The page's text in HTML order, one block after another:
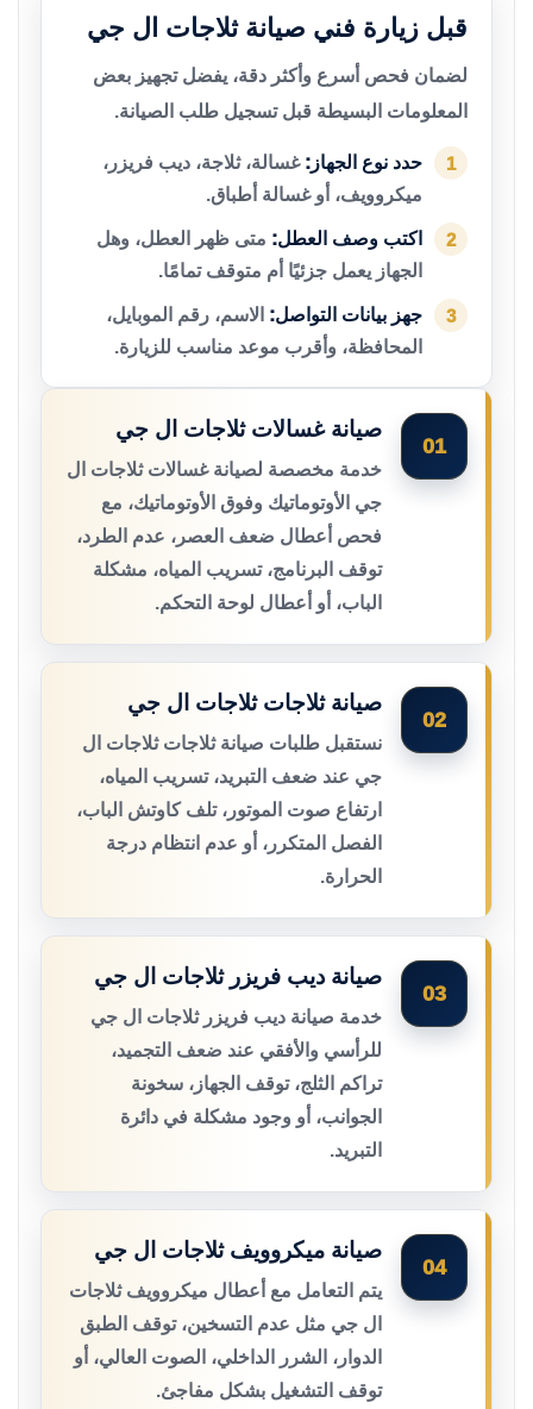
قبل زيارة فني صيانة ثلاجات ال جي
لضمان فحص أسرع وأكثر دقة، يفضل تجهيز بعض
المعلومات البسيطة قبل تسجيل طلب الصيانة.
1 حدد نوع الجهاز: غسالة، ثلاجة، ديب فريزر،
ميكروويف، أو غسالة أطباق.
2 اكتب وصف العطل: متى ظهر العطل، وهل
الجهاز يعمل جزئيًا أم متوقف تمامًا.
3 جهز بيانات التواصل: الاسم، رقم الموبايل،
المحافظة، وأقرب موعد مناسب للزيارة.
01
صيانة غسالات ثلاجات ال جي
خدمة مخصصة لصيانة غسالات ثلاجات ال
جي الأوتوماتيك وفوق الأوتوماتيك، مع
فحص أعطال ضعف العصر، عدم الطرد،
توقف البرنامج، تسريب المياه، مشكلة
الباب، أو أعطال لوحة التحكم.
02
صيانة ثلاجات ثلاجات ال جي
نستقبل طلبات صيانة ثلاجات ثلاجات ال
جي عند ضعف التبريد، تسريب المياه،
ارتفاع صوت الموتور، تلف كاوتش الباب،
الفصل المتكرر، أو عدم انتظام درجة
الحرارة.
03
صيانة ديب فريزر ثلاجات ال جي
خدمة صيانة ديب فريزر ثلاجات ال جي
للرأسي والأفقي عند ضعف التجميد،
تراكم الثلج، توقف الجهاز، سخونة
الجوانب، أو وجود مشكلة في دائرة
التبريد.
04
صيانة ميكروويف ثلاجات ال جي
يتم التعامل مع أعطال ميكروويف ثلاجات
ال جي مثل عدم التسخين، توقف الطبق
الدوار، الشرر الداخلي، الصوت العالي، أو
توقف التشغيل بشكل مفاجئ.